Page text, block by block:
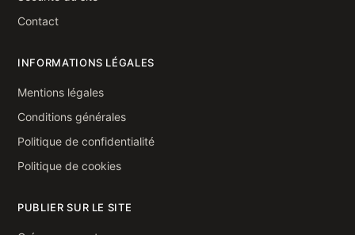
Contact
INFORMATIONS LÉGALES
Mentions légales
Conditions générales
Politique de confidentialité
Politique de cookies
PUBLIER SUR LE SITE